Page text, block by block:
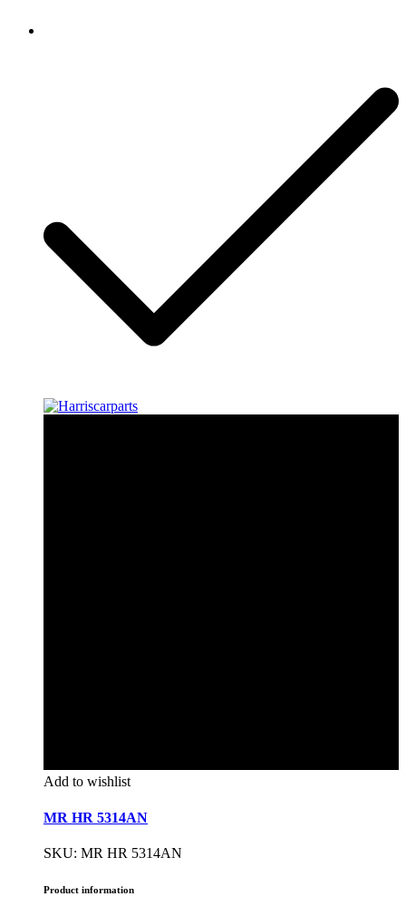
Add to wishlist
MR HR 5314AN
SKU: MR HR 5314AN
Product information